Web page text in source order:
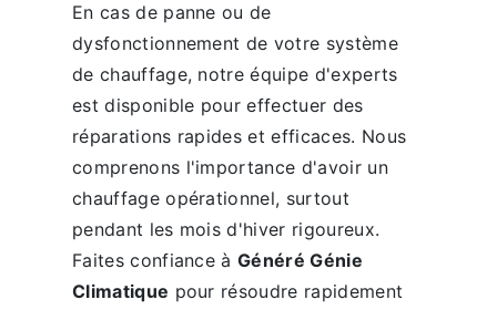
En cas de panne ou de
dysfonctionnement de votre système
de chauffage, notre équipe d'experts
est disponible pour effectuer des
réparations rapides et efficaces. Nous
comprenons l'importance d'avoir un
chauffage opérationnel, surtout
pendant les mois d'hiver rigoureux.
Faites confiance àGénéré Génie
Climatique pour résoudre rapidement